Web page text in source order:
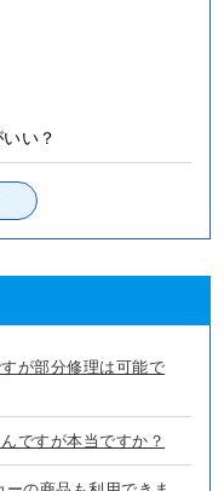
ですが本当ですか？
の商品も利用できま
すが、対応していた